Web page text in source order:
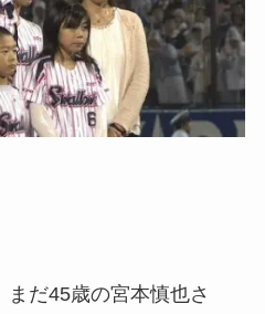
だ45歳の宮本慎也さ